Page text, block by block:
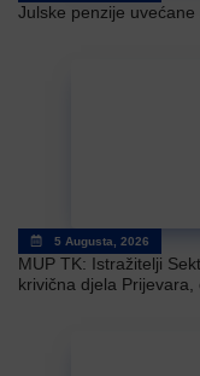
Julske penzije uvećane
5 Augusta, 2026
MUP TK: Istražitelji
krivična djela